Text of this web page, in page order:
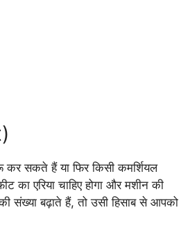
सकते हैं या फिर किसी कमर्शियल
एरिया चाहिए होगा और मशीन की
संख्या बढ़ाते हैं, तो उसी हिसाब से आपको